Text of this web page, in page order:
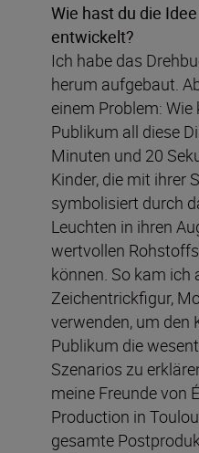
Wie hast du die
entwickelt?
Ich habe das
herum aufgebaut.
einem Problem:
Publikum all diese
Minuten und 20
Kinder, die mit ihrer
symbolisiert durch
Leuchten in ihren
wertvollen
können. So kam ich
Zeichentrickfigur,
verwenden, um den
Publikum die
Szenarios zu
meine Freunde von
Production in
gesamte